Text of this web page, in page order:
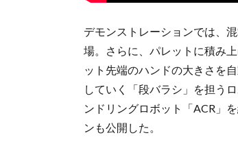
デモンストレーションでは、
場。さらに、パレットに積み
ット先端のハンドの大きさを
していく「段バラシ」を担う
ンドリングロボット「ACR」
ンも公開した。